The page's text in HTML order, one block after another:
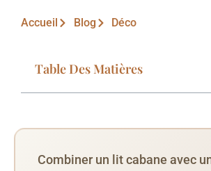
Accueil Blog Déco
Table Des Matières
Combiner un lit cabane avec